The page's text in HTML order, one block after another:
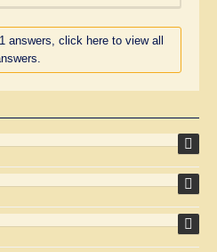
answers, click here to view all